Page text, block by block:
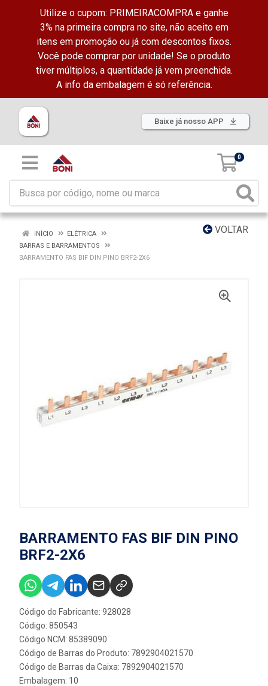
Utilize o cupom: PRIMEIRACOMPRA e ganhe
3% na primeira compra no site, não aceito em
itens em promoção ou já com descontos fixos.
Você pode comprar por unidade! Se o produto
tiver múltiplos, a quantidade já vem preenchida.
A info da embalagem é só referência.
Baixe já nosso APP
0
VOLTAR
INÍCIO
ELÉTRICA
BARRAS E BARRAMENTOS
BARRAMENTO FAS BIF DIN PINO BRF2-2X6
BARRAMENTO FAS BIF DIN PINO
BRF2-2X6
Código do Fabricante: 928028
Código: 850543
Código NCM: 85389090
Código de Barras do Produto: 7892904021570
Código de Barras da Caixa: 7892904021570
Embalagem: 10